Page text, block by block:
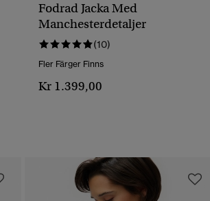
Fodrad Jacka Med
Manchesterdetaljer
(10)
Fler Färger Finns
Kr 1.399,00